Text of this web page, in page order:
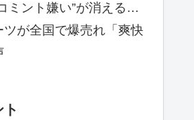
ミント嫌い”が消える…
が全国で爆売れ「爽快